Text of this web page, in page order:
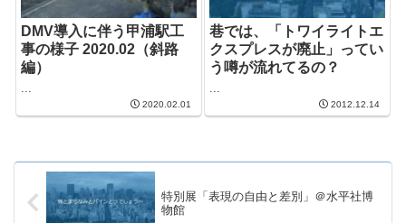
DMV導入に伴う甲浦駅工
事の様子 2020.02（斜路
編）
2020.02.01
巷では、「トワイライトエ
クスプレスが廃止」ってい
う噂が流れてるの？
2012.12.14
特別展「表現の自由と差別」＠水平社博
物館